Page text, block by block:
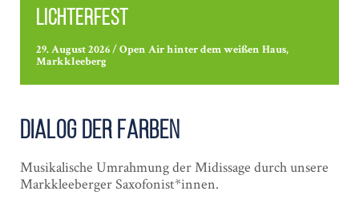
Lichterfest
29. August 2026 / Open Air hinter dem weißen Haus,
Markkleeberg
Dialog der Farben
Musikalische Umrahmung der Midissage durch unsere
Markkleeberger Saxofonist*innen.